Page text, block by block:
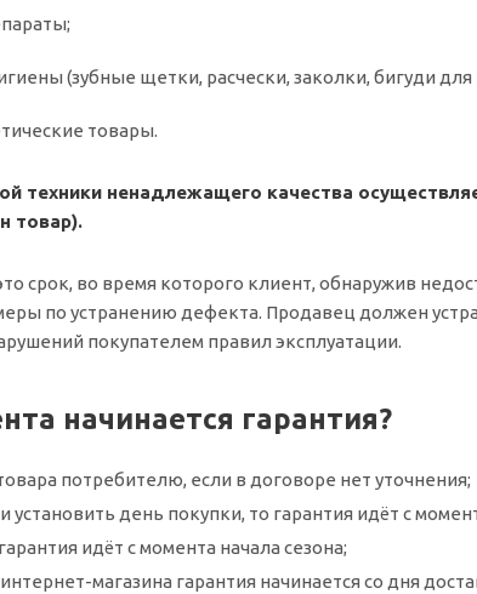
(зубные щетки, расчески, заколки, бигуди
товары.
техники ненадлежащего качества
товар).
срок, во время которого клиент, обнаружив
по устранению дефекта. Продавец должен
покупателем правил эксплуатации.
начинается гарантия?
потребителю, если в договоре нет уточнения;
установить день покупки, то гарантия идёт с
идёт с момента начала сезона;
магазина гарантия начинается со дня